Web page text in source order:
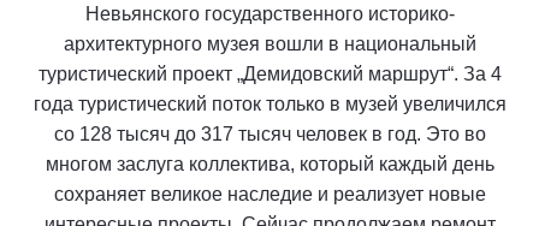
Невьянского государственного историко-
архитектурного музея вошли в национальный
туристический проект „Демидовский маршрут“. За 4
года туристический поток только в музей увеличился
со 128 тысяч до 317 тысяч человек в год. Это во
многом заслуга коллектива, который каждый день
сохраняет великое наследие и реализует новые